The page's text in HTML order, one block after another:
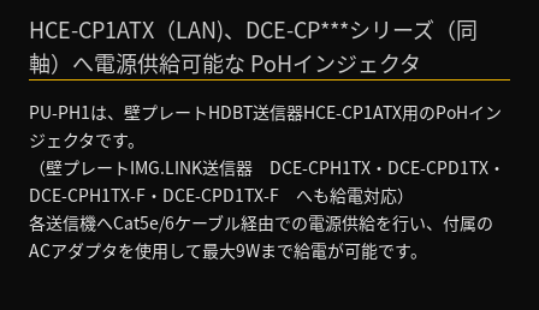
HCE-CP1ATX（LAN)、DCE-CP***シリーズ（同
軸）へ電源供給可能な PoHインジェクタ
PU-PH1は、壁プレートHDBT送信器HCE-CP1ATX用のPoHイン
ジェクタです。
（壁プレートIMG.LINK送信器 DCE-CPH1TX・DCE-CPD1TX・
DCE-CPH1TX-F・DCE-CPD1TX-F へも給電対応）
各送信機へCat5e/6ケーブル経由での電源供給を行い、付属の
ACアダプタを使用して最大9Wまで給電が可能です。